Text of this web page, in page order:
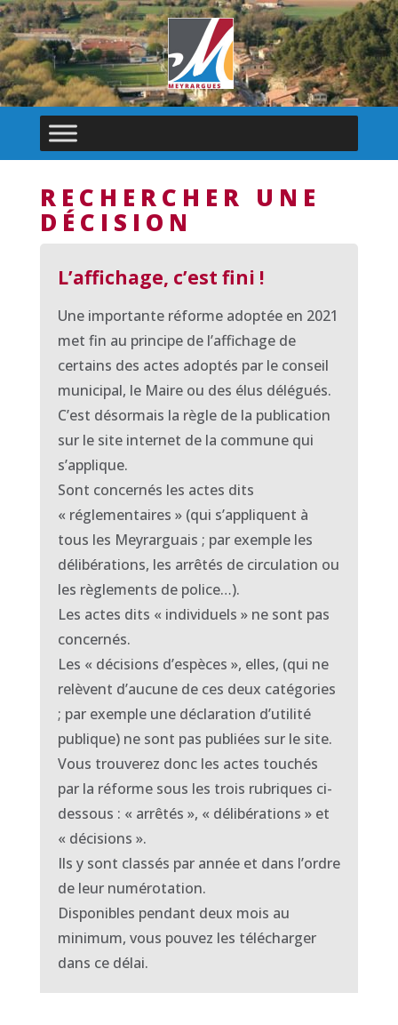
RECHERCHER UNE
DÉCISION
L’affichage, c’est fini !
Une importante réforme adoptée en 2021
met fin au principe de l’affichage de
certains des actes adoptés par le conseil
municipal, le Maire ou des élus délégués.
C’est désormais la règle de la publication
sur le site internet de la commune qui
s’applique.
Sont concernés les actes dits
« réglementaires » (qui s’appliquent à
tous les Meyrarguais ; par exemple les
délibérations, les arrêtés de circulation ou
les règlements de police…).
Les actes dits « individuels » ne sont pas
concernés.
Les « décisions d’espèces », elles, (qui ne
relèvent d’aucune de ces deux catégories
; par exemple une déclaration d’utilité
publique) ne sont pas publiées sur le site.
Vous trouverez donc les actes touchés
par la réforme sous les trois rubriques ci-
dessous : « arrêtés », « délibérations » et
« décisions ».
Ils y sont classés par année et dans l’ordre
de leur numérotation.
Disponibles pendant deux mois au
minimum, vous pouvez les télécharger
dans ce délai.